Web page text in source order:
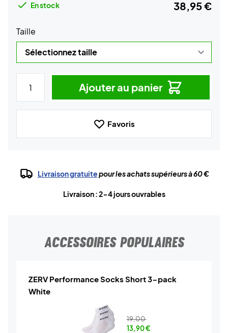
En stock 38,95 €
Taille
Ajouter au panier
Favoris
Livraison gratuitepour les achats supérieurs à 60 €
Livraison : 2-4 jours ouvrables
ACCESSOIRES POPULAIRES
ZERV Performance Socks Short 3-pack
White
19,00
13,90€